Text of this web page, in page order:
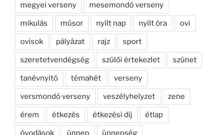
megyei verseny mesemondó verseny
mikulás műsor nyílt nap nyílt óra ovi
ovisok pályázat rajz sport
szeretetvendégség szülői értekezlet szünet
tanévnyitó témahét verseny
versmondó verseny veszélyhelyzet zene
érem étkezés étkezési díj étlap
óvodások ünnep ünnepség